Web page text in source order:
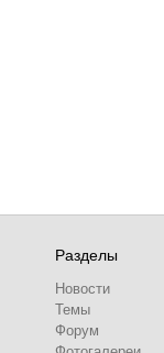
Разделы
Новости
Темы
Форум